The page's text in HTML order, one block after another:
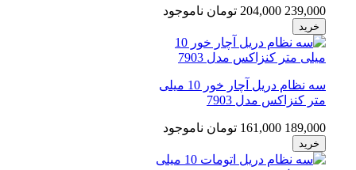
239,000 204,000 تومان ناموجود
سه نظام دریل آچار خور 10 میلی
متر کنزاکس مدل 7903
189,000 161,000 تومان ناموجود